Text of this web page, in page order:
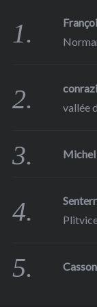
vallée
Michel